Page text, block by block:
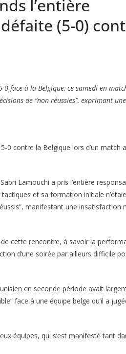
l’entière
(5-0)
0 face à la Belgique, ce samedi en
de “non réussies”, exprimant
0 contre la Belgique lors d’un match
Lamouchi a pris l’entière
et sa formation initiale
manifestant une insatisfaction
cette rencontre, à savoir la
d’une soirée par ailleurs difficile
en seconde période avait
face à une équipe belge qu’il a
équipes, qui s’est manifesté tant